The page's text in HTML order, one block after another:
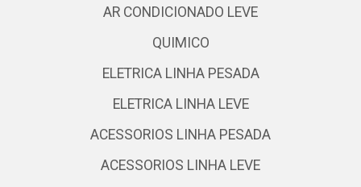
AR CONDICIONADO LEVE
QUIMICO
ELETRICA LINHA PESADA
ELETRICA LINHA LEVE
ACESSORIOS LINHA PESADA
ACESSORIOS LINHA LEVE